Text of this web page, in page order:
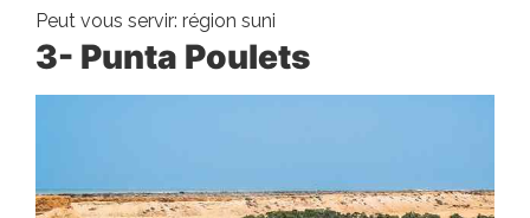
Peut vous servir: région suni
3- Punta Poulets